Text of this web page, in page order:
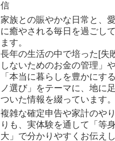
信
家族との賑やかな日常と、
に癒やされる毎日を過ごし
ます。
長年の生活の中で培った[失
しないためのお金の管理」や
「本当に暮らしを豊かにす
ノ選び」をテーマに、地に
ついた情報を綴っています。
複雑な確定申告や家計のやり
りも、実体験を通して「等身
大」で分かりやすくお伝え